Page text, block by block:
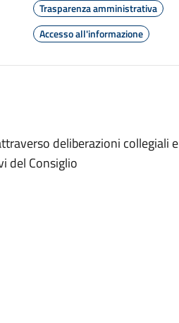
Trasparenza amministrativa
Accesso all'informazione
deliberazioni collegiali e
del Consiglio